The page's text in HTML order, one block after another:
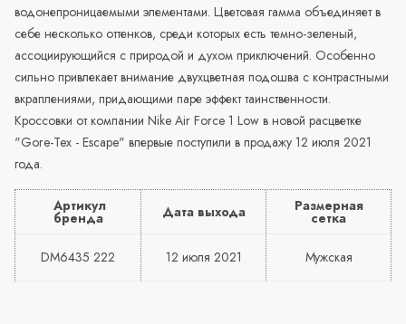
водонепроницаемыми элементами. Цветовая гамма объединяет в
себе несколько оттенков, среди которых есть темно-зеленый,
ассоциирующийся с природой и духом приключений. Особенно
сильно привлекает внимание двухцветная подошва с контрастными
вкраплениями, придающими паре эффект таинственности.
Кроссовки от компании Nike Air Force 1 Low в новой расцветке
"Gore-Tex - Escape" впервые поступили в продажу 12 июля 2021
года.
Артикул
бренда Дата выхода Размерная
сетка
DM6435 222 12 июля 2021 Мужская